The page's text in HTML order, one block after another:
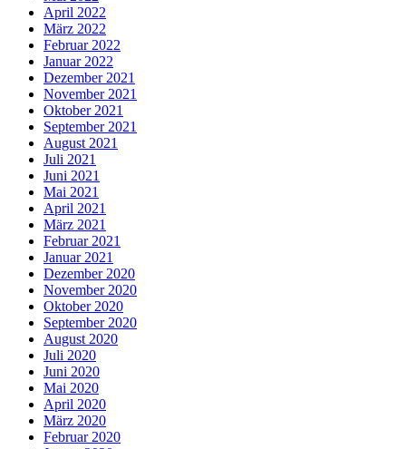
April 2022
März 2022
Februar 2022
Januar 2022
Dezember 2021
November 2021
Oktober 2021
September 2021
August 2021
Juli 2021
Juni 2021
Mai 2021
April 2021
März 2021
Februar 2021
Januar 2021
Dezember 2020
November 2020
Oktober 2020
September 2020
August 2020
Juli 2020
Juni 2020
Mai 2020
April 2020
März 2020
Februar 2020